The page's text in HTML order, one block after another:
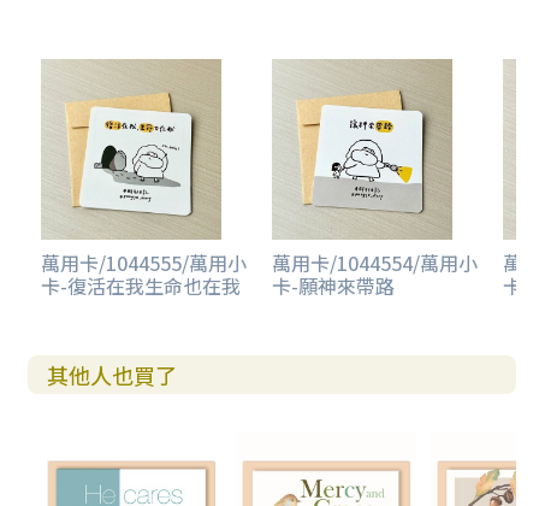
萬用卡/1044555/萬用小
卡-復活在我生命也在我
萬用卡/1044554/萬用小
卡-願神來帶路
萬
卡-
其他人也買了